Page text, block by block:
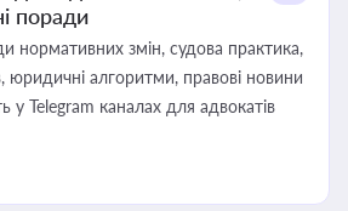
поради
нормативних змін, судова практика,
юридичні алгоритми, правові новини
Telegram каналах для адвокатів